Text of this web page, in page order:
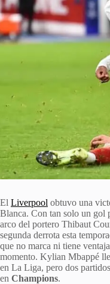
El Liverpool obtuvo una
Blanca. Con tan solo un gol
arco del portero Thibaut
segunda derrota esta
que no marca ni tiene
momento. Kylian Mbappé
en La Liga, pero dos
en Champions.